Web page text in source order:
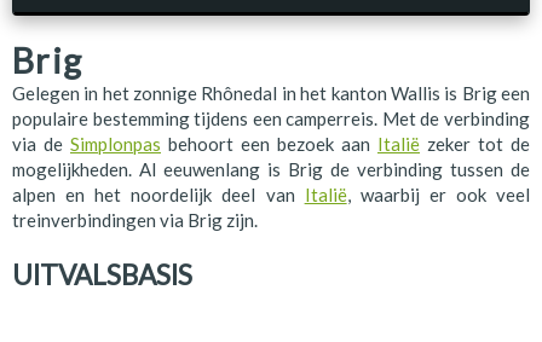
Brig
Gelegen in het zonnige Rhônedal in het kanton Wallis is Brig een
populaire bestemming tijdens een camperreis. Met de verbinding
via de Simplonpas behoort een bezoek aan Italië zeker tot de
mogelijkheden. Al eeuwenlang is Brig de verbinding tussen de
alpen en het noordelijk deel van Italië, waarbij er ook veel
treinverbindingen via Brig zijn.
UITVALSBASIS